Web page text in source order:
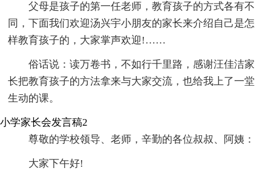
父母是孩子的第一任老师，教育孩子的方式各有不
同，下面我们欢迎汤兴宇小朋友的家长来介绍自己是怎
样教育孩子的，大家掌声欢迎!……
俗话说：读万卷书，不如行千里路，感谢汪佳洁家
长把教育孩子的方法拿来与大家交流，也给我上了一堂
生动的课。
小学家长会发言稿2
尊敬的学校领导、老师，辛勤的各位叔叔、阿姨：
大家下午好!